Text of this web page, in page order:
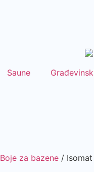
Saune
Boje za bazene /